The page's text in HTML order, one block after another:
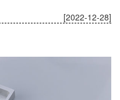
[2022-12-28]